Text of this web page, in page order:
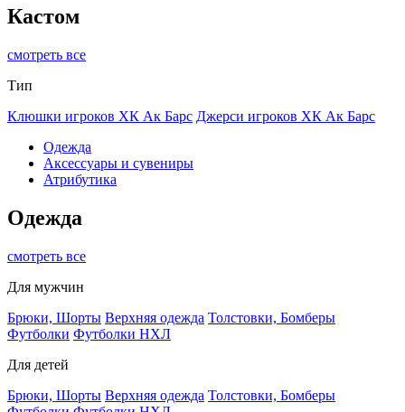
Кастом
смотреть все
Тип
Клюшки игроков ХК Ак Барс Джерси игроков ХК Ак Барс
Одежда
Аксессуары и сувениры
Атрибутика
Одежда
смотреть все
Для мужчин
Брюки, Шорты Верхняя одежда Толстовки, Бомберы
Футболки Футболки НХЛ
Для детей
Брюки, Шорты Верхняя одежда Толстовки, Бомберы